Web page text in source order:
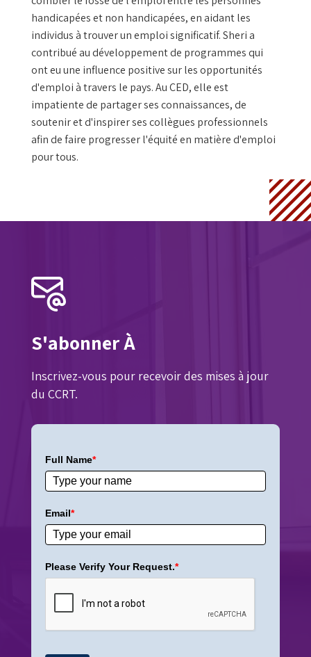
handicapées et non handicapées, en aidant les
individus à trouver un emploi significatif. Sheri a
contribué au développement de programmes qui
ont eu une influence positive sur les opportunités
d'emploi à travers le pays. Au CED, elle est
impatiente de partager ses connaissances, de
soutenir et d'inspirer ses collègues professionnels
afin de faire progresser l'équité en matière d'emploi
pour tous.
S'abonner À
Inscrivez-vous pour recevoir des mises à jour
du CCRT.
Full Name*
Email*
Please Verify Your Request.*